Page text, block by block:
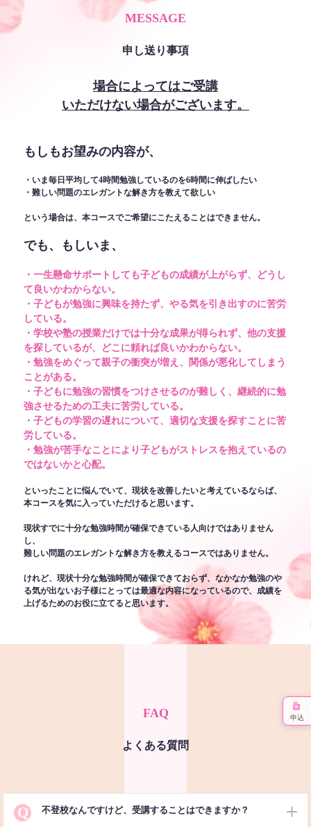
MESSAGE
申し送り事項
場合によってはご受講
いただけない場合がございます。
もしもお望みの内容が、
・いま毎日平均して4時間勉強しているのを6時間に伸ばしたい
・難しい問題のエレガントな解き方を教えて欲しい
という場合は、本コースでご希望にこたえることはできません。
でも、もしいま、
・一生懸命サポートしても子どもの成績が上がらず、どうし
て良いかわからない。
・子どもが勉強に興味を持たず、やる気を引き出すのに苦労
している。
・学校や塾の授業だけでは十分な成果が得られず、他の支援
を探しているが、どこに頼れば良いかわからない。
・勉強をめぐって親子の衝突が増え、関係が悪化してしまう
ことがある。
・子どもに勉強の習慣をつけさせるのが難しく、継続的に勉
強させるための工夫に苦労している。
・子どもの学習の遅れについて、適切な支援を探すことに苦
労している。
・勉強が苦手なことにより子どもがストレスを抱えているの
ではないかと心配。
といったことに悩んでいて、現状を改善したいと考えているならば、
本コースを気に入っていただけると思います。
現状すでに十分な勉強時間が確保できている人向けではありません
し、
難しい問題のエレガントな解き方を教えるコースではありません。
けれど、現状十分な勉強時間が確保できておらず、なかなか勉強のや
る気が出ないお子様にとっては最適な内容になっているので、成績を
上げるためのお役に立てると思います。
FAQ
よくある質問
Q 不登校なんですけど、受講することはできますか？
申込